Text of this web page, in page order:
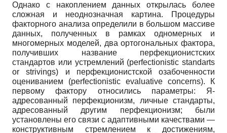
Однако с накоплением данных открылась более
сложная и неоднозначная картина. Процедуры
факторного анализа определили в большом массиве
данных, полученных в рамках одномерных и
многомерных моделей, два ортогональных фактора,
получивших название перфекционистских
стандартов или устремлений (perfectionistic standarts
or strivings) и перфекционистской озабоченности
оцениванием (perfectionistic evaluative concerns).
К
первому фактору относились параметры: Я-
адресованный перфекционизм, личные стандарты,
адресованный другим перфекционизм; были
установлены его связи с адаптивными качествами —
конструктивным стремлением к достижениям,